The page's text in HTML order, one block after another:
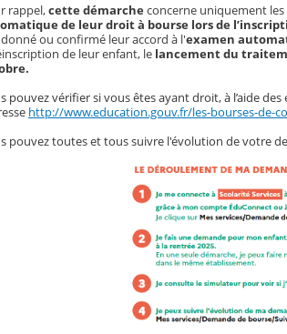
rappel,cette démarche concerne uniquement les
de leur droit à bourse lors de
ou confirmé leur accord à l'examen
de leur enfant, le lancement du
pouvez vérifier si vous êtes ayant droit, à l’aide
http://www.education.gouv.fr/les-bourses-de-
pouvez toutes et tous suivre l'évolution de votre